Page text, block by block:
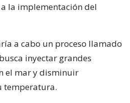
la implementación del
a cabo un proceso llamado
inyectar grandes
el mar y disminuir
temperatura.